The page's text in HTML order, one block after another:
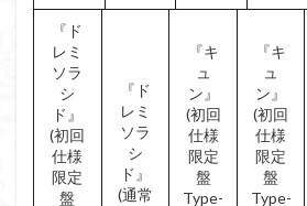
『ド
レミ
ソラ
シ
ド』
(初回
仕様
限定
盤
『ド
レミ
ソラ
シ
ド』
(通常
『キ
ュ
ン』
(初回
仕様
限定
盤
Type-
『キ
ュ
ン』
(初回
仕様
限定
盤
Type-